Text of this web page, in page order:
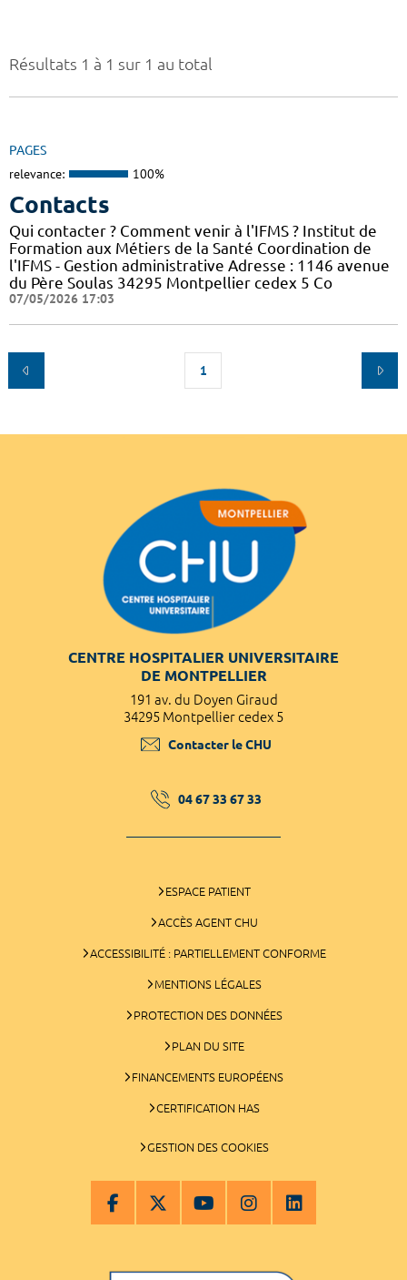
Résultats 1 à 1 sur 1 au total
PAGES
relevance: 100%
Contacts
Qui contacter ? Comment venir à l'IFMS ? Institut de
Formation aux Métiers de la Santé Coordination de
l'IFMS - Gestion administrative Adresse : 1146 avenue
du Père Soulas 34295 Montpellier cedex 5 Co
07/05/2026 17:03
1
CENTRE HOSPITALIER UNIVERSITAIRE
DE MONTPELLIER
191 av. du Doyen Giraud
34295 Montpellier cedex 5
Contacter le CHU
04 67 33 67 33
ESPACE PATIENT
ACCÈS AGENT CHU
ACCESSIBILITÉ : PARTIELLEMENT CONFORME
MENTIONS LÉGALES
PROTECTION DES DONNÉES
PLAN DU SITE
FINANCEMENTS EUROPÉENS
CERTIFICATION HAS
GESTION DES COOKIES